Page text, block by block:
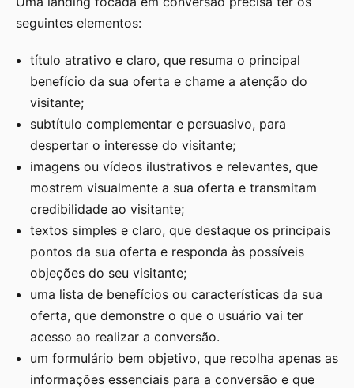
seguintes elementos:
título atrativo e claro, que resuma o principal
benefício da sua oferta e chame a atenção do
visitante;
subtítulo complementar e persuasivo, para
despertar o interesse do visitante;
imagens ou vídeos ilustrativos e relevantes, que
mostrem visualmente a sua oferta e transmitam
credibilidade ao visitante;
textos simples e claro, que destaque os principais
pontos da sua oferta e responda às possíveis
objeções do seu visitante;
uma lista de benefícios ou características da sua
oferta, que demonstre o que o usuário vai ter
acesso ao realizar a conversão.
um formulário bem objetivo, que recolha apenas as
informações essenciais para a conversão e que